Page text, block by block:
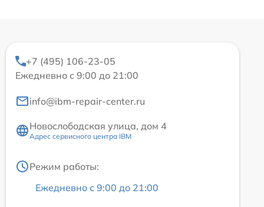
+7 (495) 106-23-05
Ежедневно с 9:00 до 21:00
info@ibm-repair-center.ru
Новослободская улица, дом 4
Адрес сервисного центра IBM
Режим работы:
Ежедневно с 9:00 до 21:00